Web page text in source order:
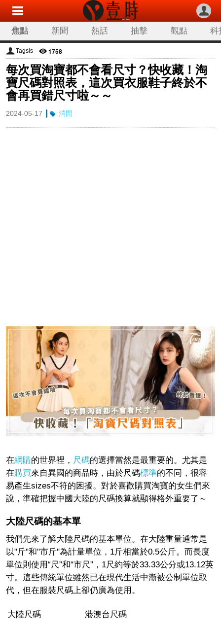
焦點 新聞 熱話 抽擊 觀點 科
Tagsis 1758
每次買淘寶都不會看尺寸？快收藏！淘
寶尺碼對照表，這次買衣服鞋子終於不
會再買錯尺寸啦～～
2024-05-17 消閒
在網購的世界裡， 尺碼的選擇當然是最重要的。尤其是
在購買來自異國的商品時，由於尺碼標準的不同，很容
易產生sizes不符的困擾。對於喜歡購買淘寶的女生們來
說，準確把握中國大陸的尺碼換算就顯得格外重要了～
大陸尺碼的基本單
我們先來了解大陸尺碼的基本單位。在大陸重量通常是
以"斤"和"市斤"為計量單位，1斤相當於0.5公斤。而長度
單位則使用“尺”和“市尺”，1尺約等於33.33公分或13.12英
寸。這些傳統單位雖然已在現代生活中漸被公制單位取
代，但在服裝尺碼上卻仍廣為使用。
大陸尺碼 港澳台尺碼